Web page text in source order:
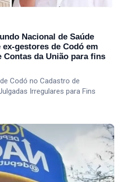
Nacional de Saúde
gestores de Codó em
da União para fins
Codó no Cadastro de
Irregulares para Fins